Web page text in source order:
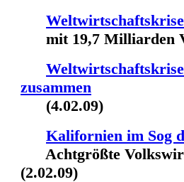
mit 19,7 Milliarden
zusammen
(4.02.09)
Kalifornien im Sog
Achtgrößte
(2.02.09)